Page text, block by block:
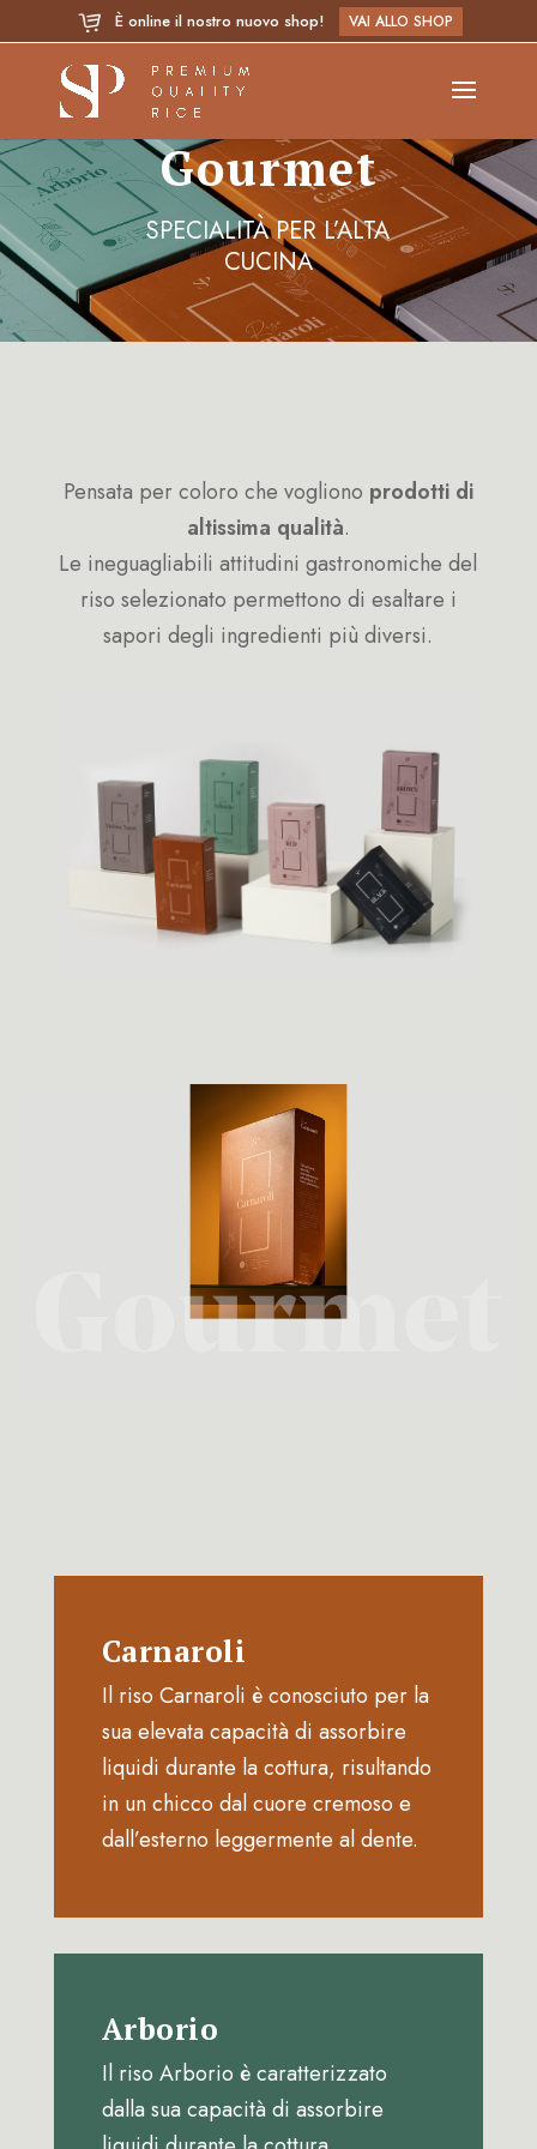
È online il nostro nuovo shop! VAI ALLO SHOP
Gourmet
SPECIALITÀ PER L’ALTA
CUCINA
Pensata per coloro che vogliono prodotti di
altissima qualità.
Le ineguagliabili attitudini gastronomiche del
riso selezionato permettono di esaltare i
sapori degli ingredienti più diversi.
Carnaroli
Il riso Carnaroli è conosciuto per la
sua elevata capacità di assorbire
liquidi durante la cottura, risultando
in un chicco dal cuore cremoso e
dall’esterno leggermente al dente.
Arborio
Il riso Arborio è caratterizzato
dalla sua capacità di assorbire